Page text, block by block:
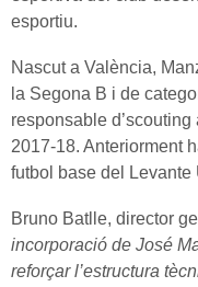
esportiu.
Nascut a València,
la Segona B i de
responsable
2017-18. Anteriorment
futbol base del Levante
Bruno Batlle, director
incorporació de José
reforçar l’estructura